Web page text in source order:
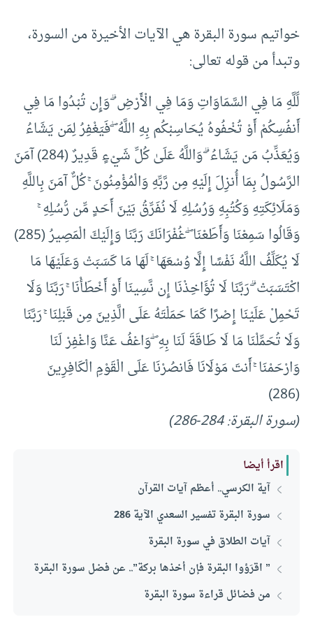
خواتيم سورة البقرة هي الآيات الأخيرة من السورة،
وتبدأ من قوله تعالى:
لِّلَّهِ مَا فِي السَّمَاوَاتِ وَمَا فِي الْأَرْضِ ۗ وَإِن تُبْدُوا مَا فِي
أَنفُسِكُمْ أَوْ تُخْفُوهُ يُحَاسِبْكُم بِهِ اللَّهُ ۖ فَيَغْفِرُ لِمَن يَشَاءُ
وَيُعَذِّبُ مَن يَشَاءُ ۗ وَاللَّهُ عَلَىٰ كُلِّ شَيْءٍ قَدِيرٌ (284) آمَنَ
الرَّسُولُ بِمَا أُنزِلَ إِلَيْهِ مِن رَّبِّهِ وَالْمُؤْمِنُونَ ۚ كُلٌّ آمَنَ بِاللَّهِ
وَمَلَائِكَتِهِ وَكُتُبِهِ وَرُسُلِهِ لَا نُفَرِّقُ بَيْنَ أَحَدٍ مِّن رُّسُلِهِ ۚ
وَقَالُوا سَمِعْنَا وَأَطَعْنَا ۖ غُفْرَانَكَ رَبَّنَا وَإِلَيْكَ الْمَصِيرُ (285)
لَا يُكَلِّفُ اللَّهُ نَفْسًا إِلَّا وُسْعَهَا ۚ لَهَا مَا كَسَبَتْ وَعَلَيْهَا مَا
اكْتَسَبَتْ ۗ رَبَّنَا لَا تُؤَاخِذْنَا إِن نَّسِينَا أَوْ أَخْطَأْنَا ۚ رَبَّنَا وَلَا
تَحْمِلْ عَلَيْنَا إِصْرًا كَمَا حَمَلْتَهُ عَلَى الَّذِينَ مِن قَبْلِنَا ۚ رَبَّنَا
وَلَا تُحَمِّلْنَا مَا لَا طَاقَةَ لَنَا بِهِ ۖ وَاعْفُ عَنَّا وَاغْفِرْ لَنَا
وَارْحَمْنَا ۚ أَنتَ مَوْلَانَا فَانصُرْنَا عَلَى الْقَوْمِ الْكَافِرِينَ
(286)
(سورة البقرة: 284-286)
اقرأ أيضا
آية الكرسي.. أعظم آيات القرآن
سورة البقرة تفسير السعدي الآية 286
آيات الطلاق في سورة البقرة
” اقرَؤوا البقرة فإن أخذها بركة”.. عن فضل سورة البقرة
من فضائل قراءة سورة البقرة